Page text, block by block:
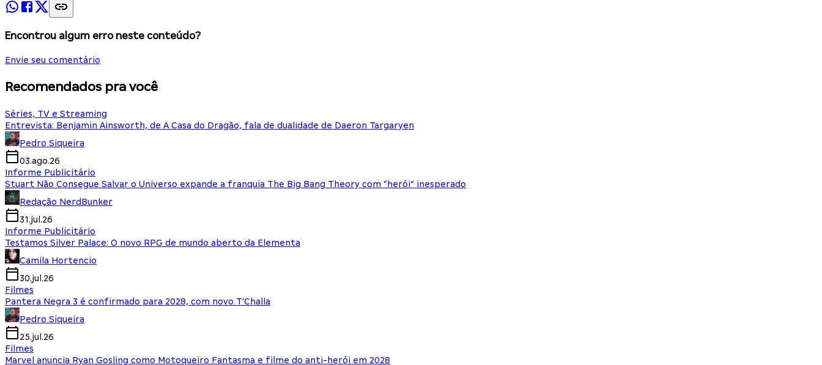
Encontrou algum erro neste conteúdo?
Envie seu comentário
Recomendados pra você
Séries, TV e Streaming
Entrevista: Benjamin Ainsworth, de A Casa do Dragão, fala de dualidade de Daeron Targaryen
Pedro Siqueira
03.ago.26
Informe Publicitário
Stuart Não Consegue Salvar o Universo expande a franquia The Big Bang Theory com “herói” inesperado
Redação NerdBunker
31.jul.26
Informe Publicitário
Testamos Silver Palace: O novo RPG de mundo aberto da Elementa
Camila Hortencio
30.jul.26
Filmes
Pantera Negra 3 é confirmado para 2028, com novo T'Challa
Pedro Siqueira
25.jul.26
Filmes
Marvel anuncia Ryan Gosling como Motoqueiro Fantasma e filme do anti-herói em 2028